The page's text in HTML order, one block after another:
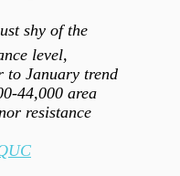
shy of the
level,
to January trend
44,000 area
resistance